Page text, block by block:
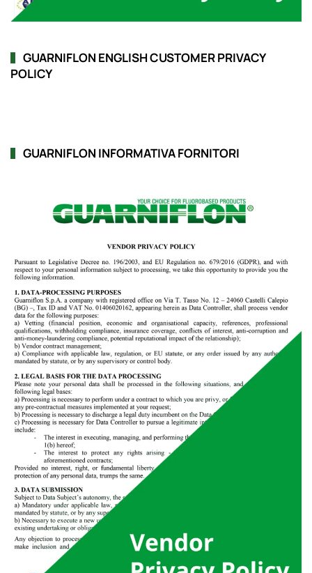
GUARNIFLON ENGLISH CUSTOMER PRIVACY
POLICY
GUARNIFLON INFORMATIVA FORNITORI